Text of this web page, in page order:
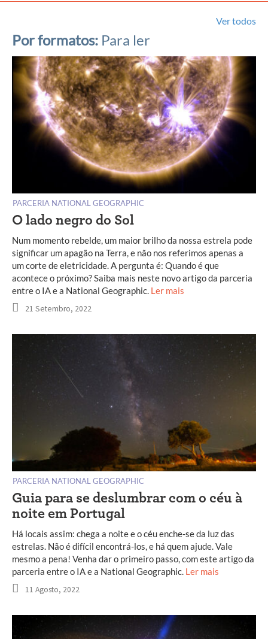
Por formatos: Para ler
Ver todos
PARCERIA NATIONAL GEOGRAPHIC
O lado negro do Sol
Num momento rebelde, um maior brilho da nossa estrela pode
significar um apagão na Terra, e não nos referimos apenas a
um corte de eletricidade. A pergunta é: Quando é que
acontece o próximo? Saiba mais neste novo artigo da parceria
entre o IA e a National Geographic. Ler mais
21 Setembro, 2022
PARCERIA NATIONAL GEOGRAPHIC
Guia para se deslumbrar com o céu à
noite em Portugal
Há locais assim: chega a noite e o céu enche-se da luz das
estrelas. Não é difícil encontrá-los, e há quem ajude. Vale
mesmo a pena! Venha dar o primeiro passo, com este artigo da
parceria entre o IA e a National Geographic. Ler mais
11 Agosto, 2022